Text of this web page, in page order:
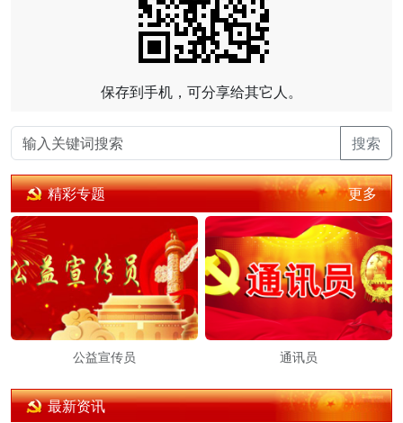
保存到手机，可分享给其它人。
搜索
精彩专题 更多
公益宣传员 通讯员
最新资讯